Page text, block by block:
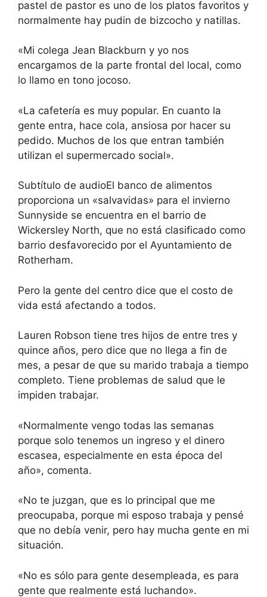
pastel de pastor es uno de los platos favoritos y
normalmente hay pudin de bizcocho y natillas.
«Mi colega Jean Blackburn y yo nos
encargamos de la parte frontal del local, como
lo llamo en tono jocoso.
«La cafetería es muy popular. En cuanto la
gente entra, hace cola, ansiosa por hacer su
pedido. Muchos de los que entran también
utilizan el supermercado social».
Subtítulo de audioEl banco de alimentos
proporciona un «salvavidas» para el invierno
Sunnyside se encuentra en el barrio de
Wickersley North, que no está clasificado como
barrio desfavorecido por el Ayuntamiento de
Rotherham.
Pero la gente del centro dice que el costo de
vida está afectando a todos.
Lauren Robson tiene tres hijos de entre tres y
quince años, pero dice que no llega a fin de
mes, a pesar de que su marido trabaja a tiempo
completo. Tiene problemas de salud que le
impiden trabajar.
«Normalmente vengo todas las semanas
porque solo tenemos un ingreso y el dinero
escasea, especialmente en esta época del
año», comenta.
«No te juzgan, que es lo principal que me
preocupaba, porque mi esposo trabaja y pensé
que no debía venir, pero hay mucha gente en mi
situación.
«No es sólo para gente desempleada, es para
gente que realmente está luchando».